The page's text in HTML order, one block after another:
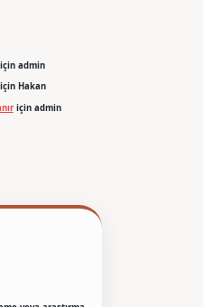
admin
Hakan
için admin